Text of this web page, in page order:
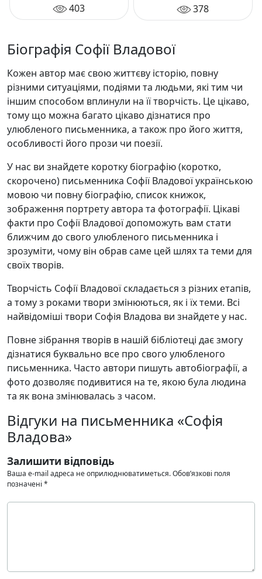
403 378
Біографія Софії Владової
Кожен автор має свою життєву історію, повну
різними ситуаціями, подіями та людьми, які тим чи
іншим способом вплинули на її творчість. Це цікаво,
тому що можна багато цікаво дізнатися про
улюбленого письменника, а також про його життя,
особливості його прози чи поезії.
У нас ви знайдете коротку біографію (коротко,
скорочено) письменника Софії Владової українською
мовою чи повну біографію, список книжок,
зображення портрету автора та фотографії. Цікаві
факти про Софії Владової допоможуть вам стати
ближчим до свого улюбленого письменника і
зрозуміти, чому він обрав саме цей шлях та теми для
своїх творів.
Творчість Софії Владової складається з різних етапів,
а тому з роками твори змінюються, як і їх теми. Всі
найвідоміші твори Софія Владова ви знайдете у нас.
Повне зібрання творів в нашій бібліотеці дає змогу
дізнатися буквально все про свого улюбленого
письменника. Часто автори пишуть автобіографії, а
фото дозволяє подивитися на те, якою була людина
та як вона змінювалась з часом.
Відгуки на письменника «Софія
Владова»
Залишити відповідь
Ваша e-mail адреса не оприлюднюватиметься.Обов’язкові поля
позначені *